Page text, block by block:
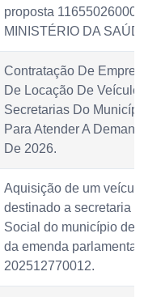
proposta
MINISTÉRIO DA
Contratação De
De Locação De
Secretarias Do
Para Atender A
De 2026.
Aquisição de um
destinado a secretaria
Social do município de
da emenda parlamentar
202512770012.